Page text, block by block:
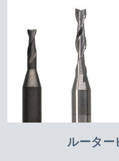
ルーター